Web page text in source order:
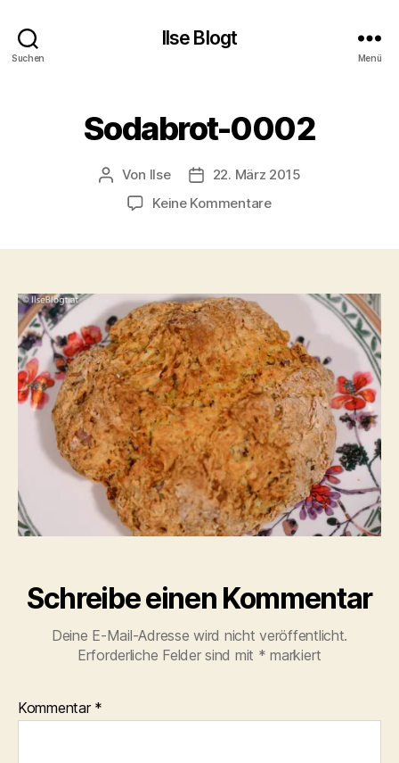
Suchen
Ilse Blogt
Menü
Sodabrot-0002
Beitragsautor
Von Ilse Beitragsdatum
22. März 2015
Keine Kommentarezu
Schreibe einen Kommentar
Deine E-Mail-Adresse wird nicht veröffentlicht.
Erforderliche Felder sind mit * markiert
Kommentar *